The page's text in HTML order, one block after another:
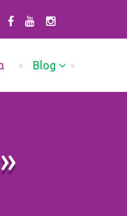
Blog